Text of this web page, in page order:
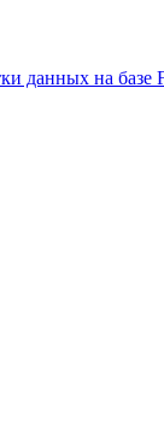
данных на базе